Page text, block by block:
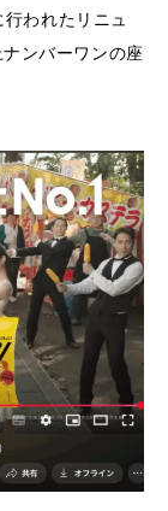
われたリニュ
ンバーワンの座